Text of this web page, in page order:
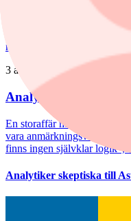
HealthInvest-förvaltaren
nyheter
3 augusti, 10:48
Analytikern: Därför
En storaffär mellan
vara anmärkningsvärd,
finns ingen självklar logik",
Analytiker skeptiska till